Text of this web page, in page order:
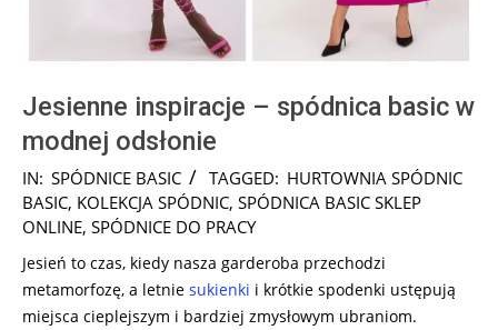
Jesienne inspiracje – spódnica basic w
modnej odsłonie
2024-
10-
13
IN: SPÓDNICE BASIC TAGGED: HURTOWNIA SPÓDNIC
BASIC, KOLEKCJA SPÓDNIC, SPÓDNICA BASIC SKLEP
ONLINE, SPÓDNICE DO PRACY
Jesień to czas, kiedy nasza garderoba przechodzi
metamorfozę, a letnie sukienki i krótkie spodenki ustępują
miejsca cieplejszym i bardziej zmysłowym ubraniom.